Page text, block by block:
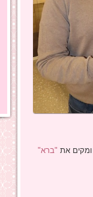
ומקים את "ברא"